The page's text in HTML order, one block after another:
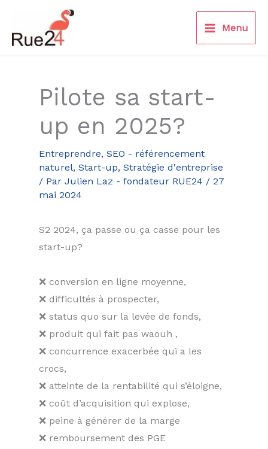
contenu
Menu
Pilote sa start-
up en 2025?
Entreprendre, SEO - référencement
naturel, Start-up, Stratégie d'entreprise
/ Par Julien Laz - fondateur RUE24 / 27
mai 2024
S2 2024, ça passe ou ça casse pour les
start-up?
❌ conversion en ligne moyenne,
❌ difficultés à prospecter,
❌ status quo sur la levée de fonds,
❌ produit qui fait pas waouh ,
❌ concurrence exacerbée qui a les
crocs,
❌ atteinte de la rentabilité qui s’éloigne,
❌ coût d’acquisition qui explose,
❌ peine à générer de la marge
❌ remboursement des PGE